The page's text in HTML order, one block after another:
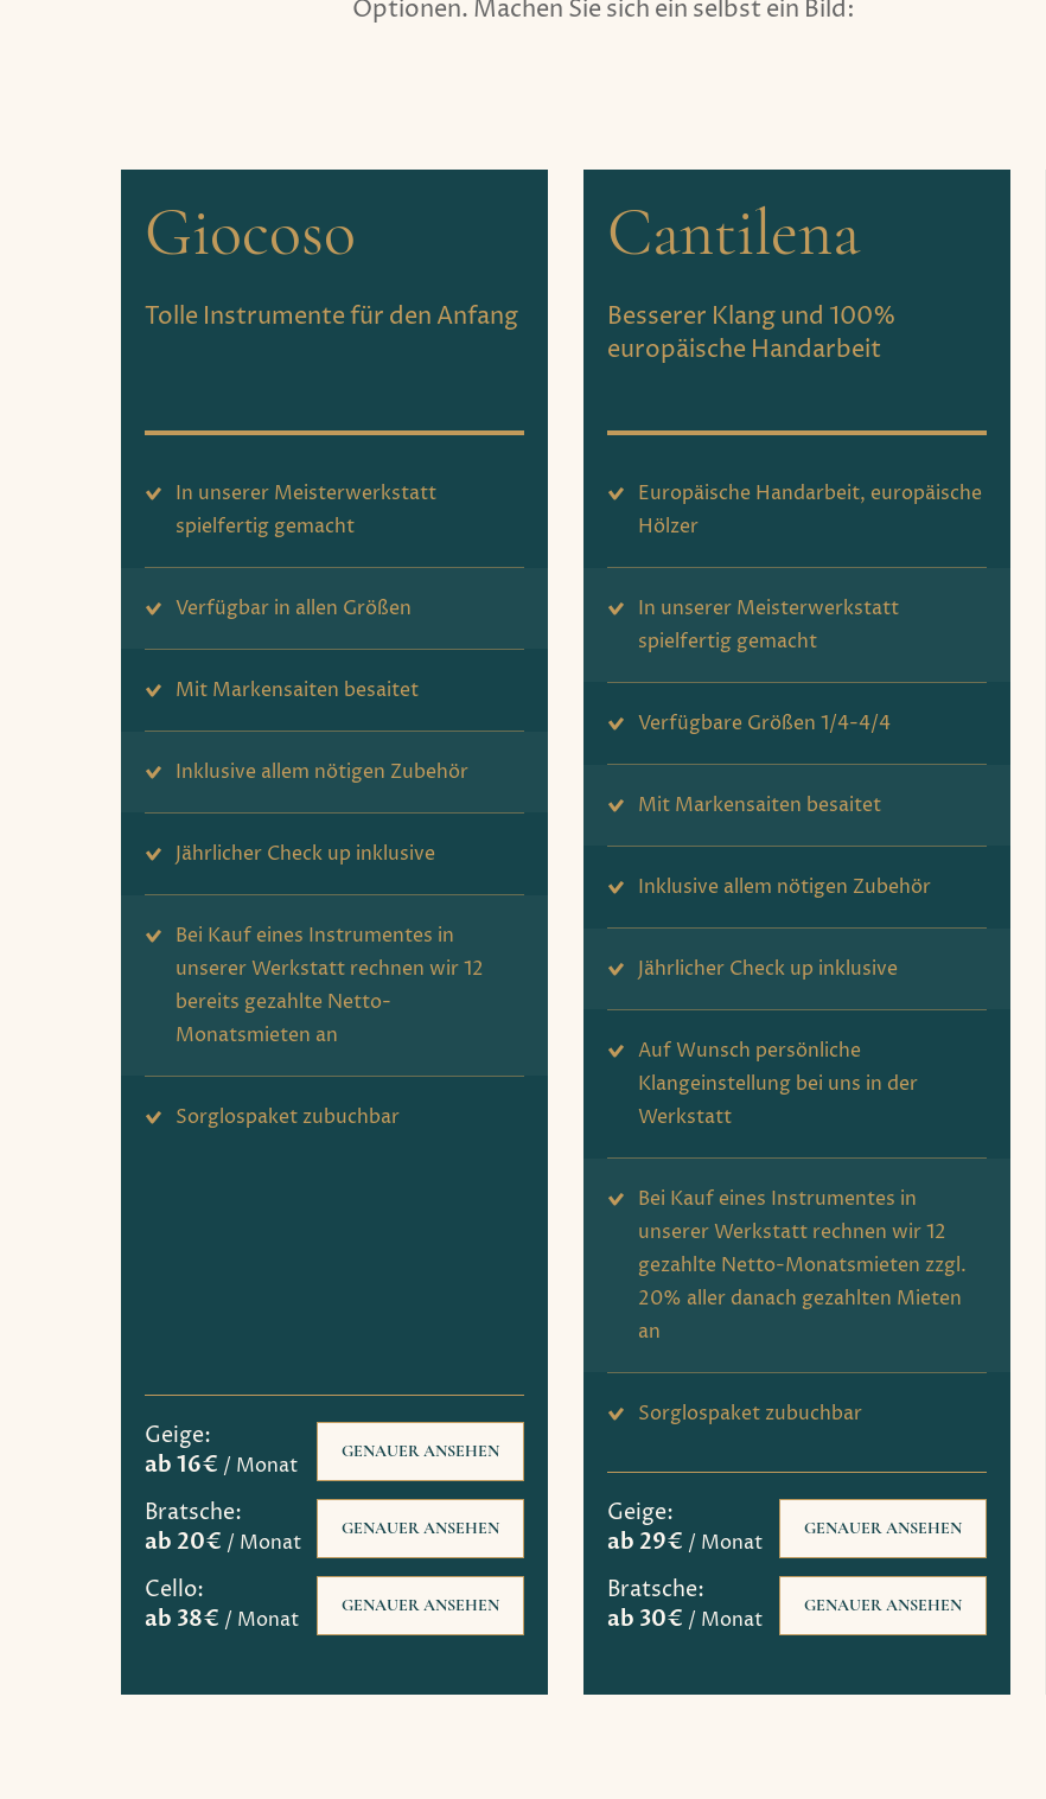
Optionen. Machen Sie sich ein selbst ein Bild:
Giocoso
Tolle Instrumente für den Anfang
In unserer Meisterwerkstatt
spielfertig gemacht
Verfügbar in allen Größen
Mit Markensaiten besaitet
Inklusive allem nötigen Zubehör
Jährlicher Check up inklusive
Bei Kauf eines Instrumentes in
unserer Werkstatt rechnen wir 12
bereits gezahlte Netto-
Monatsmieten an
Sorglospaket zubuchbar
Geige:
ab 16€ / Monat
GENAUER ANSEHEN
Bratsche:
ab 20€ / Monat
GENAUER ANSEHEN
Cello:
ab 38€ / Monat
GENAUER ANSEHEN
Cantilena
Besserer Klang und 100%
europäische Handarbeit
Europäische Handarbeit, europäische
Hölzer
In unserer Meisterwerkstatt
spielfertig gemacht
Verfügbare Größen 1/4-4/4
Mit Markensaiten besaitet
Inklusive allem nötigen Zubehör
Jährlicher Check up inklusive
Auf Wunsch persönliche
Klangeinstellung bei uns in der
Werkstatt
Bei Kauf eines Instrumentes in
unserer Werkstatt rechnen wir 12
gezahlte Netto-Monatsmieten zzgl.
20% aller danach gezahlten Mieten
an
Sorglospaket zubuchbar
Geige:
ab 29€ / Monat
GENAUER ANSEHEN
Bratsche:
ab 30€ / Monat
GENAUER ANSEHEN